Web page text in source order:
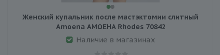
Женский купальник после мастэктомии слитный
Amoena АМОЕНА Rhodes 70842
Наличие в магазинах